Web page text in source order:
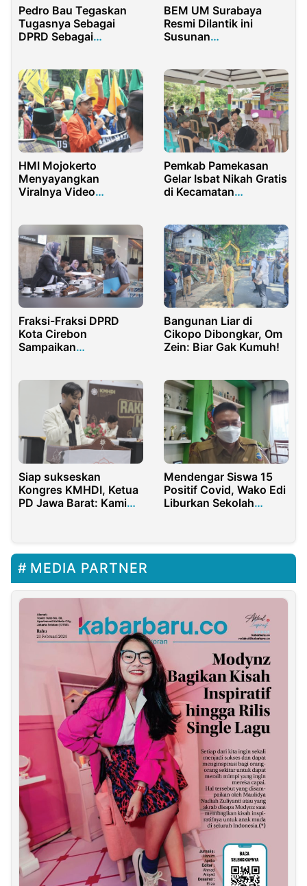
Pedro Bau Tegaskan
Tugasnya Sebagai
DPRD Sebagai
BEM UM Surabaya
Resmi Dilantik ini
Susunan
HMI Mojokerto
Menyayangkan
Viralnya Video
Pemkab Pamekasan
Gelar Isbat Nikah Gratis
di Kecamatan
Fraksi-Fraksi DPRD
Kota Cirebon
Sampaikan
Tahun 2024
Bangunan Liar di
Cikopo Dibongkar, Om
Zein: Biar Gak Kumuh!
Siap sukseskan
Kongres KMHDI, Ketua
PD Jawa Barat: Kami
Mendengar Siswa 15
Positif Covid, Wako Edi
Liburkan Sekolah
MEDIA PARTNER